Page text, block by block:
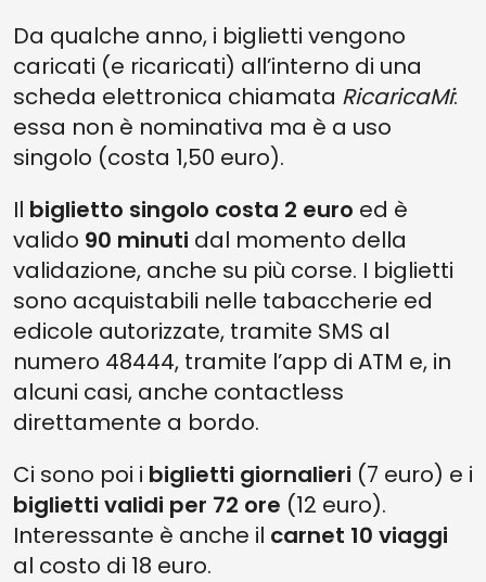
Da qualche anno, i biglietti vengono
caricati (e ricaricati) all’interno di una
scheda elettronica chiamata RicaricaMi:
essa non è nominativa ma è a uso
singolo (costa 1,50 euro).
Il biglietto singolo costa 2 euro ed è
valido 90 minuti dal momento della
validazione, anche su più corse. I biglietti
sono acquistabili nelle tabaccherie ed
edicole autorizzate, tramite SMS al
numero 48444, tramite l’app di ATM e, in
alcuni casi, anche contactless
direttamente a bordo.
Ci sono poi i biglietti giornalieri (7 euro) e i
biglietti validi per 72 ore (12 euro).
Interessante è anche il carnet 10 viaggi
al costo di 18 euro.